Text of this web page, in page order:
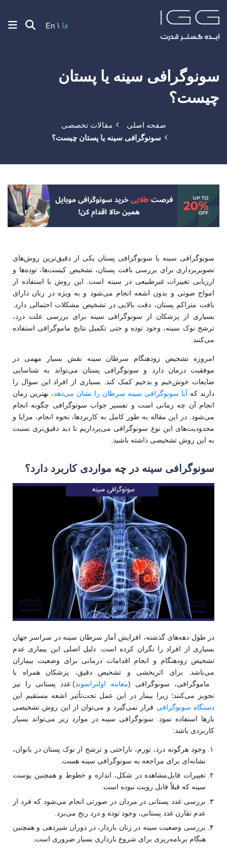
فا En
سونوگرافی سینه یا پستان
چیست؟
صفحه اصلی
مقالات تخصصی
سونوگرافی سینه یا پستان چیست؟
سونوگرافی سینه یا سونوگرافی پستان یکی از دقیق‌ترین روش‌های
تصویربرداری برای بررسی بافت پستان، تشخیص کیست‌ها، توده‌ها و
ارزیابی تغییرات غیرطبیعی در سینه است. این روش با استفاده از
امواج صوتی و بدون اشعه انجام می‌شود و به ویژه در زنان دارای
بافت متراکم پستان، دقت بالایی در تشخیص مشکلات احتمالی دارد.
بسیاری از پزشکان از سونوگرافی سینه برای بررسی علت درد،
ترشح نوک سینه، وجود توده و حتی تکمیل نتایج ماموگرافی استفاده
می‌کنند.
امروزه تشخیص زودهنگام سرطان سینه نقش بسیار مهمی در
موفقیت درمان دارد و سونوگرافی پستان می‌تواند به شناسایی
ضایعات خوش‌خیم و بدخیم کمک کند. بسیاری از افراد این سوال را
دارند که آیا سونوگرافی سینه سرطان را نشان می‌دهد، بهترین زمان
انجام آن چه زمانی است و تفسیر جواب سونوگرافی چگونه انجام
می‌شود. در این مقاله به طور کامل به کاربردها، نحوه انجام، مزایا و
محدودیت‌های این نوع سونوگرافی می‌پردازیم تا دید دقیق‌تری نسبت
به این روش تشخیصی داشته باشید.
سونوگرافی سینه در چه مواردی کاربرد دارد؟
در طول دهه‌های گذشته، افزایش آمار سرطان سینه در سراسر جهان
بسیاری از افراد را نگران کرده است. دلیل اصلی این بیماری عدم
تشخیص زودهنگام و انجام اقدامات درمانی برای وضعیت بیماران
می‌باشد. برای اثربخشی و تشخیص دقیق، پزشکان همراه با
ماموگرافی، سونوگرافی (معاینه اولتراسوند) غدد پستانی را نیز
تجویز می‌کنند؛ زیرا بیمار در این عمل تحت‌تأثیر اشعه مستقیم این
دستگاه‌ سونوگرافی قرار نمی‌گیرد و می‌توان از این روش تشخیصی
بارها استفاده نمود. سونوگرافی سینه در موارد زیر می‌تواند بسیار
کاربردی باشد:
وجود هرگونه درد، تورم، ناراحتی و ترشح از نوک پستان در بانوان،
نشانه‌ای برای مراجعه به سونوگرافی سینه هست.
تغییرات قابل‌مشاهده در شکل، اندازه و خطوط و همچنین پوست
سینه که قبلاً قابل رویت نبوده است.
بررسی غدد پستانی در مردان در صورتی انجام می‌شود که فرد از
عدم تقارن غدد پستانی، وجود توده و درد رنج می‌برد.
بررسی وضعیت سینه در زنان باردار، در دوران شیردهی و همچنین
هنگام برنامه‌ریزی برای شروع بارداری بسیار ضروری است.